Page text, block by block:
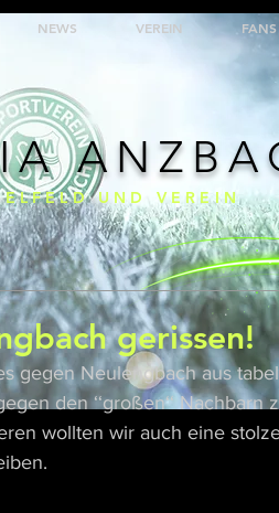
NEWS VEREIN FANS
UND VEREIN
gerissen!
gegen Neulengbach aus
den ‘‘großen‘‘ Nachbarn
wollten wir auch eine